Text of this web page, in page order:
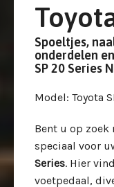
Spoeltjes,
onderdelen
SP 20 Series
Model: Toyota
Bent u op zoek
speciaal voor
Series. Hier
voetpedaal,